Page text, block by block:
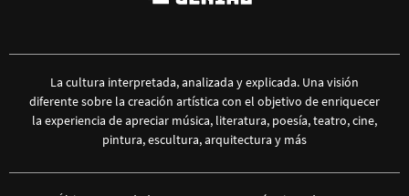
La cultura interpretada, analizada y explicada. Una visión
diferente sobre la creación artística con el objetivo de enriquecer
la experiencia de apreciar música, literatura, poesía, teatro, cine,
pintura, escultura, arquitectura y más